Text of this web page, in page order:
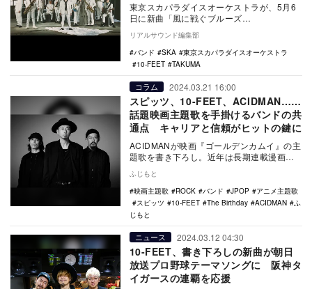
東京スカパラダイスオーケストラが、5月6
日に新曲「風に戦ぐブルーズ
feat.TAKUMA(10-FEET)」を配信リリー
ス。あ…
リアルサウンド編集部
バンド
SKA
東京スカパラダイスオーケストラ
10-FEET
TAKUMA
コラム 2024.03.21 16:00
スピッツ、10-FEET、ACIDMAN……
話題映画主題歌を手掛けるバンドの共
通点 キャリアと信頼がヒットの鍵に
ACIDMANが映画『ゴールデンカムイ』の主
題歌を書き下ろし。近年は長期連載漫画の
ツ、10…
ふじもと
映画主題歌
ROCK バンド JPOP
アニメ主題歌
スピッツ
10-FEET The Birthday ACIDMAN
ふ
じもと
ニュース 2024.03.12 04:30
10-FEET、書き下ろしの新曲が朝日
放送プロ野球テーマソングに 阪神タ
イガースの連覇を応援